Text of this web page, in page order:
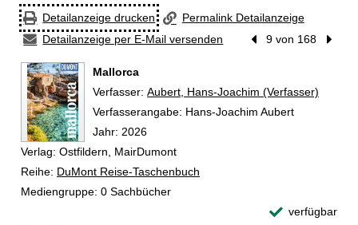
Detailanzeige drucken
Permalink Detailanzeige
Detailanzeige per E-Mail versenden
Vorheriger Treffer
9 von 168
Mallorca
Verfasser: Suche nach diesem Verfasser
Aubert, Hans-Joachim (Verfasser)
Verfasserangabe: Hans-Joachim Aubert
Jahr: 2026
Verlag: Ostfildern, MairDumont
Reihe: DuMont Reise-Taschenbuch
Mediengruppe: 0 Sachbücher
verfügbar